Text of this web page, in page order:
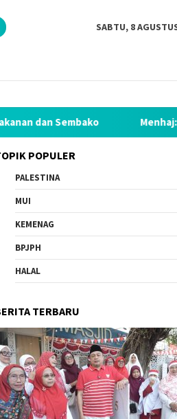
SABTU, 8
Sembako Menhaj: IKLHI
POPULER
PALESTINA
MUI
KEMENAG
BPJPH
HALAL
TERBARU